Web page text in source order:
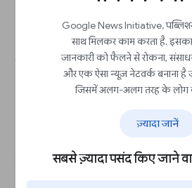
Google News Initiative,
साथ मिलकर काम करता है.
जानकारी को फैलने से रोकना,
और एक ऐसा न्यूज़ नेटवर्क बनाना है
जिसमें अलग-अलग तरह के लोग
ज़्यादा जानें
सबसे ज़्यादा पसंद किए जाने
शुरू करें